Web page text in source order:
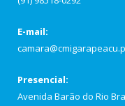
E-mail:
Presencial:
Avenida Barão do Rio